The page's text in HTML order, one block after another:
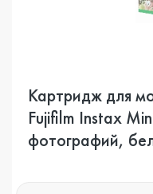
Картридж для
Fujifilm Instax
фотографий,